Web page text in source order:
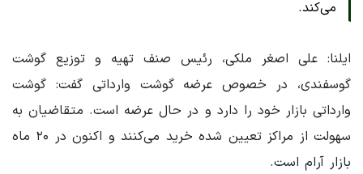
می‌کند.
ایلنا: علی اصغر ملکی، رئیس صنف تهیه و توزیع گوشت
گوسفندی، در خصوص عرضه گوشت وارداتی گفت: گوشت
وارداتی بازار خود را دارد و در حال عرضه است. متقاضیان به
سهولت از مراکز تعیین شده خرید می‌کنند و اکنون در ۲۰ ماه
بازار آرام است.